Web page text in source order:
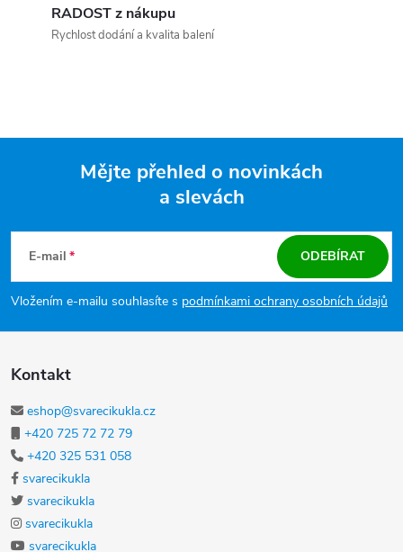
RADOST z nákupu
Rychlost dodání a kvalita balení
Mějte přehled o novinkách
a slevách
E-mail
Vložením e-mailu souhlasíte s podmínkami ochrany osobních údajů
ODEBÍRAT
Kontakt
eshop@svarecikukla.cz
+420 725 72 72 79
+420 325 531 058
svarecikukla
svarecikukla
svarecikukla
svarecikukla